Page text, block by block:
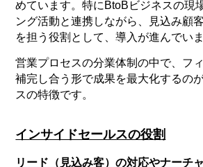
めています。特にBtoBビジネスの現
ング活動と連携しながら、見込み顧
を担う役割として、導入が進んでいま
営業プロセスの分業体制の中で、フ
補完し合う形で成果を最大化するの
スの特徴です。
インサイドセールスの役割
リード（見込み客）の対応やナーチ